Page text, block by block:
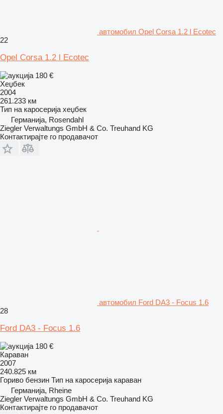
aвтомобил Opel Corsa 1.2 l Ecotec
22
Opel Corsa 1.2 l Ecotec
180 €
Хеџбек
2004
261.233 км
Тип на каросерија хеџбек
Германија, Rosendahl
Ziegler Verwaltungs GmbH & Co. Treuhand KG
Контактирајте го продавачот
aвтомобил Ford DA3 - Focus 1.6
28
Ford DA3 - Focus 1.6
180 €
Караван
2007
240.825 км
Гориво бензин Тип на каросерија караван
Германија, Rheine
Ziegler Verwaltungs GmbH & Co. Treuhand KG
Контактирајте го продавачот